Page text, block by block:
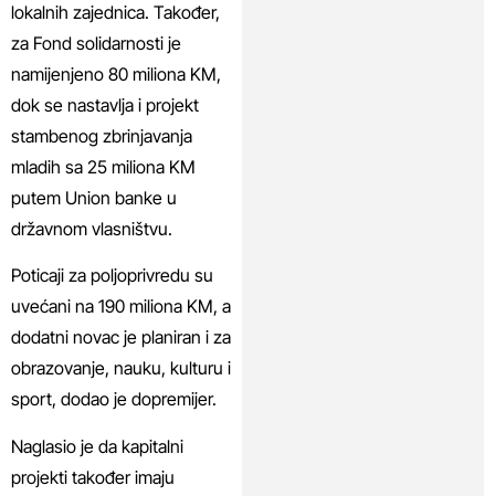
lokalnih zajednica. Također,
za Fond solidarnosti je
namijenjeno 80 miliona KM,
dok se nastavlja i projekt
stambenog zbrinjavanja
mladih sa 25 miliona KM
putem Union banke u
državnom vlasništvu.
Poticaji za poljoprivredu su
uvećani na 190 miliona KM, a
dodatni novac je planiran i za
obrazovanje, nauku, kulturu i
sport, dodao je dopremijer.
Naglasio je da kapitalni
projekti također imaju